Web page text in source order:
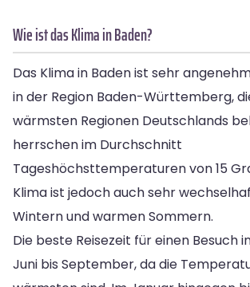
Wie ist das Klima in Baden?
Das Klima in Baden ist sehr
in der Region Baden-Württemberg,
wärmsten Regionen Deutschlands
herrschen im Durchschnitt
Tageshöchsttemperaturen von 15
Klima ist jedoch auch sehr
Wintern und warmen Sommern.
Die beste Reisezeit für einen Besuch
Juni bis September, da die